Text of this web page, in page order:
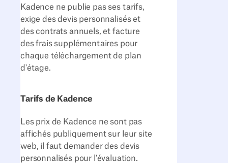
Kadence ne publie pas ses tarifs,
exige des devis personnalisés et
des contrats annuels, et facture
des frais supplémentaires pour
chaque téléchargement de plan
d'étage.
Tarifs de Kadence
Les prix de Kadence ne sont pas
affichés publiquement sur leur site
web, il faut demander des devis
personnalisés pour l'évaluation.